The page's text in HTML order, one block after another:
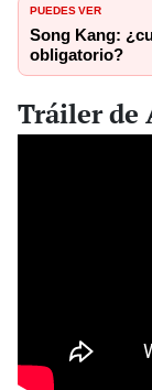
PUEDES VER
Song Kang:
obligatorio?
Tráiler de